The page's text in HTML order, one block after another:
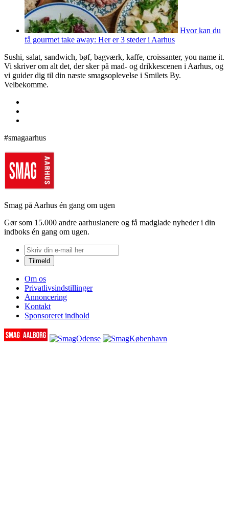
Hvor kan du
få gourmet take away: Her er 3 steder i Aarhus
Sushi, salat, sandwich, bøf, bagværk, kaffe, croissanter, you name it.
Vi skriver om alt det, der sker på mad- og drikkescenen i Aarhus, og
vi guider dig til din næste smagsoplevelse i Smilets By.
Velbekomme.
#smagaarhus
Smag på Aarhus én gang om ugen
Gør som 15.000 andre aarhusianere og få madglade nyheder i din
indboks én gang om ugen.
Om os
Privatlivsindstillinger
Annoncering
Kontakt
Sponsoreret indhold